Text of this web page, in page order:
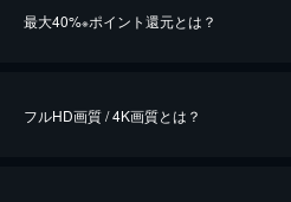
最大40%※ポイント還元とは？
フルHD画質 / 4K画質とは？